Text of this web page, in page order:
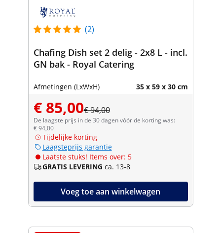
(2)
Chafing Dish set 2 delig - 2x8 L - incl.
GN bak - Royal Catering
Afmetingen (LxWxH) 35 x 59 x 30 cm
€ 85,00€ 94,00
De laagste prijs in de 30 dagen vóór de korting was:
€ 94,00
Tijdelijke korting
Laagsteprijs garantie
Laatste stuks! Items over: 5
GRATIS LEVERING ca. 13-8
Voeg toe aan winkelwagen